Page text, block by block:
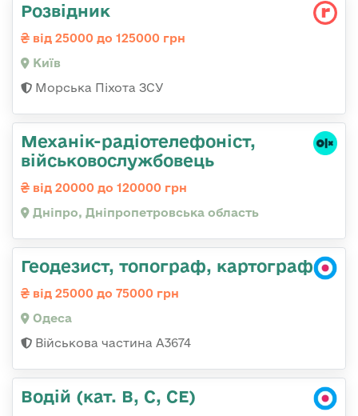
Розвідник
від 25000 до 125000 грн
Київ
Морська Піхота ЗСУ
Механік-радіотелефоніст,
військовослужбовець
від 20000 до 120000 грн
Дніпро, Дніпропетровська область
Геодезист, топограф, картограф
від 25000 до 75000 грн
Одеса
Військова частина А3674
Водій (кат. B, C, CE)